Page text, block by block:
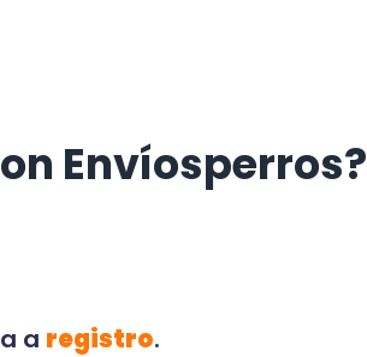
Envíosperros?
a registro.